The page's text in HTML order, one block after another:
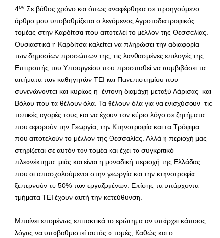
4ον Σε βάθος χρόνο και όπως αναφέρθηκα σε προηγούμενο
άρθρο μου υποβαθμίζεται ο λεγόμενος Αγροτοδιατροφικός
τομέας στην Καρδίτσα που αποτελεί το μέλλον της Θεσσαλίας.
Ουσιαστικά η Καρδίτσα καλείται να πληρώσει την αδιαφορία
των δημοσίων προσώπων της, τις λανθασμένες επιλογές της
Επιτροπής του Υπουργείου που προσπαθεί να συμβιβάσει τα
αιτήματα των καθηγητών ΤΕΙ και Πανεπιστημίου που
συνενώνονται και κυρίως η έντονη διαμάχη μεταξύ Λάρισας και
Βόλου που τα θέλουν όλα. Τα θέλουν όλα για να ενισχύσουν τις
τοπικές αγορές τους και να έχουν τον κύριο λόγο σε ζητήματα
που αφορούν την Γεωργία, την Κτηνοτροφία και τα Τρόφιμα
που αποτελούν το μέλλον της Θεσσαλίας. Αλλά η περιοχή μας
στηρίζεται σε αυτόν τον τομέα και έχει το συγκριτικό
πλεονέκτημα μιάς και είναι η μοναδική περιοχή της Ελλάδας
που οι απασχολούμενοι στην γεωργία και την κτηνοτροφία
ξεπερνούν το 50% των εργαζομένων. Επίσης τα υπάρχοντα
τμήματα ΤΕΙ έχουν αυτή την κατεύθυνση.
Μπαίνει επομένως επιτακτικά το ερώτημα αν υπάρχει κάποιος
λόγος να υποβαθμιστεί αυτός ο τομές; Καθώς και ο